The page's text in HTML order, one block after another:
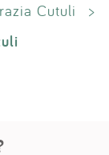
Cutuli >